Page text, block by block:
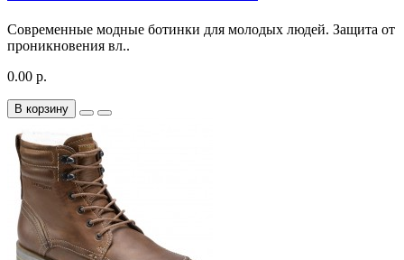
Современные модные ботинки для молодых людей. Защита от
проникновения вл..
0.00 р.
В корзину